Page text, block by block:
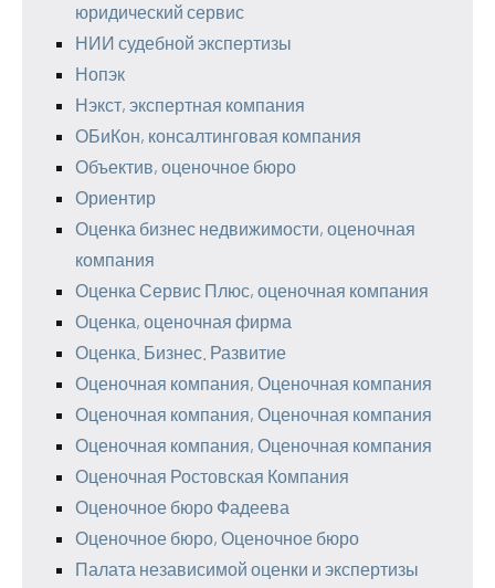
юридический сервис
НИИ судебной экспертизы
Нопэк
Нэкст, экспертная компания
ОБиКон, консалтинговая компания
Объектив, оценочное бюро
Ориентир
Оценка бизнес недвижимости, оценочная
компания
Оценка Сервис Плюс, оценочная компания
Оценка, оценочная фирма
Оценка. Бизнес. Развитие
Оценочная компания, Оценочная компания
Оценочная компания, Оценочная компания
Оценочная компания, Оценочная компания
Оценочная Ростовская Компания
Оценочное бюро Фадеева
Оценочное бюро, Оценочное бюро
Палата независимой оценки и экспертизы